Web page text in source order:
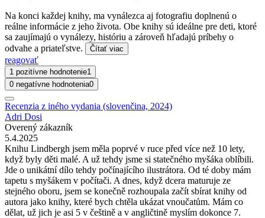
Na konci každej knihy, ma vynálezca aj fotografiu doplnenú o
reálne informácie z jeho života. Obe knihy sú ideálne pre deti, ktoré
sa zaujímajú o vynálezy, históriu a zároveň hľadajú príbehy o
odvahe a priateľstve.
Čítať viac
reagovať
1 pozitívne hodnotenie1
0 negatívne hodnotenia0
Recenzia z iného vydania (slovenčina, 2024)
Adri Dosi
Overený zákazník
5.4.2025
Knihu Lindbergh jsem měla poprvé v ruce před více než 10 lety,
když byly děti malé. A už tehdy jsme si statečného myšáka oblíbili.
Jde o unikátní dílo tehdy počínajícího ilustrátora. Od té doby mám
tapetu s myšákem v počítači. A dnes, když dcera maturuje ze
stejného oboru, jsem se konečně rozhoupala začít sbírat knihy od
autora jako knihy, které bych chtěla ukázat vnoučatům. Mám co
dělat, už jich je asi 5 v češtině a v angličtině myslím dokonce 7.